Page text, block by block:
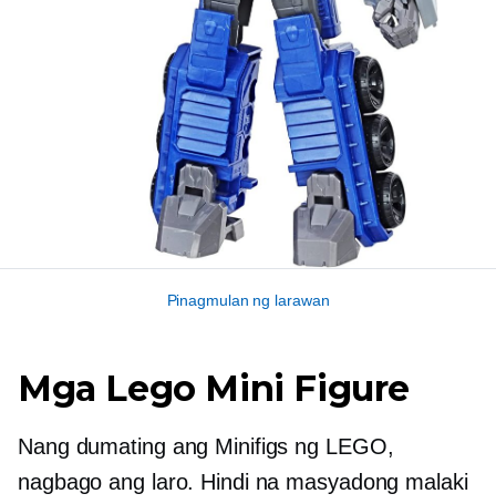
Pinagmulan ng larawan
Mga Lego Mini Figure
Nang dumating ang Minifigs ng LEGO,
nagbago ang laro. Hindi na masyadong malaki